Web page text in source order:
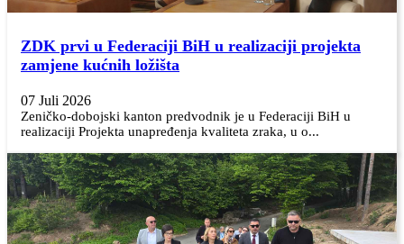
ZDK prvi u Federaciji BiH u realizaciji projekta
zamjene kućnih ložišta
07 Juli 2026
Zeničko-dobojski kanton predvodnik je u Federaciji BiH u
realizaciji Projekta unapređenja kvaliteta zraka, u o...